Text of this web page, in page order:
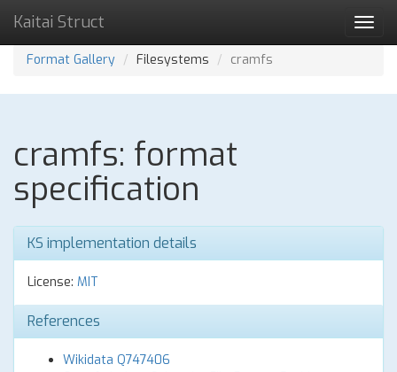
Kaitai Struct
Format Gallery Filesystems cramfs
cramfs: format
specification
KS implementation details
License: MIT
References
Wikidata Q747406